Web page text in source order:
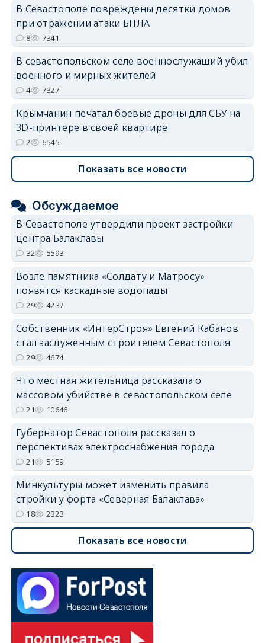
В Севастополе повреждены десятки домов
при отражении атаки БПЛА
8 7341
В севастопольском селе военнослужащий убил
военного и мирных жителей
4 7327
Крымчанин печатал боевые дроны для СБУ на
3D-принтере в своей квартире
2 6545
Показать все новости
Обсуждаемое
В Севастополе утвердили проект застройки
центра Балаклавы
32 5593
Возле памятника «Солдату и Матросу»
появятся каскадные водопады
29 4237
Собственник «ИнтерСтроя» Евгений Кабанов
стал заслуженным строителем Севастополя
29 4674
Что местная жительница рассказала о
массовом убийстве в севастопольском селе
21 10646
Губернатор Севастополя рассказал о
перспективах электроснабжения города
21 5159
Минкультуры может изменить правила
стройки у форта «Северная Балаклава»
18 2323
Показать все новости